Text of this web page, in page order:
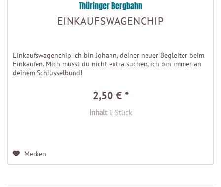
Thüringer Bergbahn
EINKAUFSWAGENCHIP
Einkaufswagenchip Ich bin Johann, deiner neuer Begleiter beim
Einkaufen. Mich musst du nicht extra suchen, ich bin immer an
deinem Schlüsselbund!
2,50 € *
Inhalt 1 Stück
Merken